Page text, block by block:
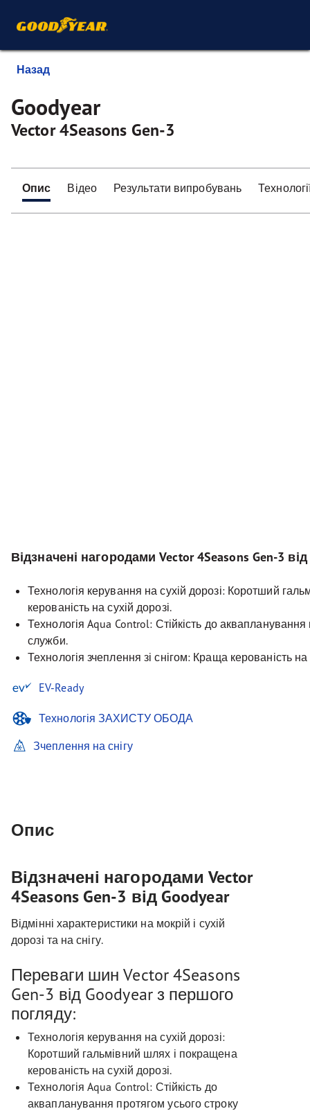
Назад
Goodyear
Vector 4Seasons Gen-3
Опис Відео Результати випробувань
Відзначені нагородами Vector 4Seasons Gen-3 від
Технологія керування на сухій дорозі: Коротший
керованість на сухій дорозі.
Технологія Aqua Control: Стійкість до
служби.
Технологія зчеплення зі снігом: Краща керованість на
EV-Ready
Технологія ЗАХИСТУ ОБОДА
Зчеплення на снігу
Опис
Відзначені нагородами Vector
4Seasons Gen-3 від Goodyear
Відмінні характеристики на мокрій і сухій
дорозі та на снігу.
Переваги шин Vector 4Seasons
Gen-3 від Goodyear з першого
погляду:
Технологія керування на сухій дорозі:
Коротший гальмівний шлях і покращена
керованість на сухій дорозі.
Технологія Aqua Control: Стійкість до
аквапланування протягом усього строку